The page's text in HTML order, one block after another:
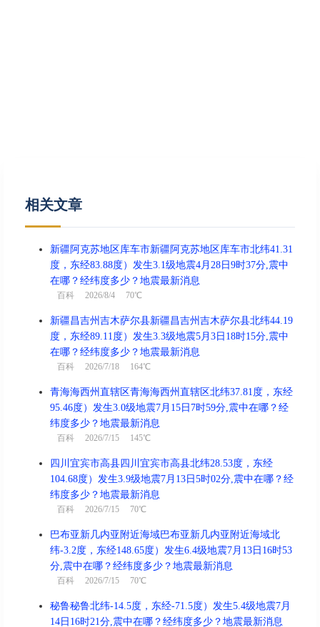
相关文章
新疆阿克苏地区库车市新疆阿克苏地区库车市北纬41.31
度，东经83.88度）发生3.1级地震4月28日9时37分,震中
在哪？经纬度多少？地震最新消息
百科 2026/8/4 70℃
新疆昌吉州吉木萨尔县新疆昌吉州吉木萨尔县北纬44.19
度，东经89.11度）发生3.3级地震5月3日18时15分,震中
在哪？经纬度多少？地震最新消息
百科 2026/7/18 164℃
青海海西州直辖区青海海西州直辖区北纬37.81度，东经
95.46度）发生3.0级地震7月15日7时59分,震中在哪？经
纬度多少？地震最新消息
百科 2026/7/15 145℃
四川宜宾市高县四川宜宾市高县北纬28.53度，东经
104.68度）发生3.9级地震7月13日5时02分,震中在哪？经
纬度多少？地震最新消息
百科 2026/7/15 70℃
巴布亚新几内亚附近海域巴布亚新几内亚附近海域北
纬-3.2度，东经148.65度）发生6.4级地震7月13日16时53
分,震中在哪？经纬度多少？地震最新消息
百科 2026/7/15 70℃
秘鲁秘鲁北纬-14.5度，东经-71.5度）发生5.4级地震7月
14日16时21分,震中在哪？经纬度多少？地震最新消息